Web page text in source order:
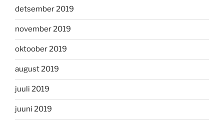
detsember 2019
november 2019
oktoober 2019
august 2019
juuli 2019
juuni 2019